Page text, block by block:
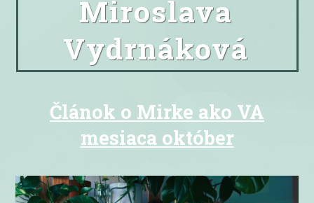
Miroslava
Vydrnáková
Článok o Mirke ako VA
mesiaca október